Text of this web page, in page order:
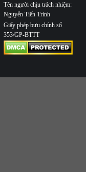
Tên người chịu trách nhiệm:
Nguyễn Tiến Trình
Giấy phép bưu chính số
353/GP-BTTT